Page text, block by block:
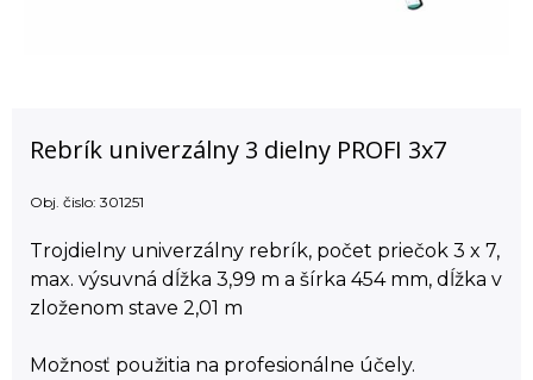
Rebrík univerzálny 3 dielny PROFI 3x7
Obj. čislo: 301251
Trojdielny univerzálny rebrík, počet priečok 3 x 7,
max. výsuvná dĺžka 3,99 m a šírka 454 mm, dĺžka v
zloženom stave 2,01 m
Možnosť použitia na profesionálne účely.